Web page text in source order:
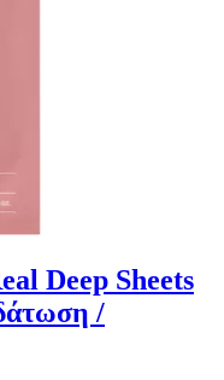
Deep Sheets
/